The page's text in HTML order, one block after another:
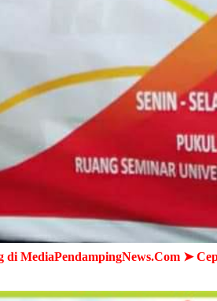
➤ Cepat - Akurat -